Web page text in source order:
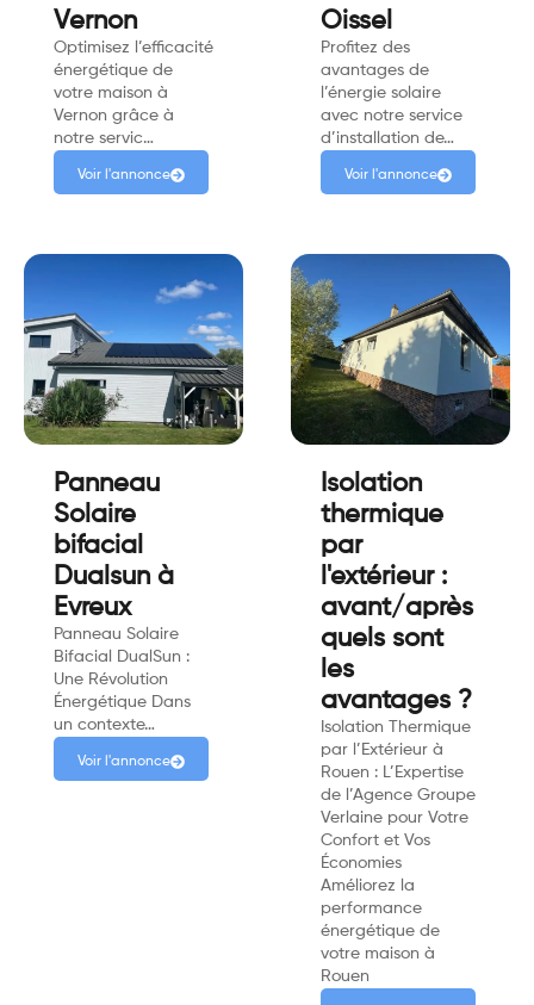
Vernon
Optimisez l’efficacité
énergétique de
votre maison à
Vernon grâce à
notre servic…
Voir l'annonce
Oissel
Profitez des
avantages de
l’énergie solaire
avec notre service
d’installation de…
Voir l'annonce
Panneau
Solaire
bifacial
Dualsun à
Evreux
Panneau Solaire
Bifacial DualSun :
Une Révolution
Énergétique Dans
un contexte…
Voir l'annonce
Isolation
thermique
par
l'extérieur :
avant/après
quels sont
les
avantages ?
Isolation Thermique
par l’Extérieur à
Rouen : L’Expertise
de l’Agence Groupe
Verlaine pour Votre
Confort et Vos
Économies
Améliorez la
performance
énergétique de
votre maison à
Rouen